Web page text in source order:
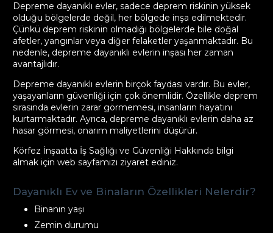
Depreme dayanıklı evler, sadece deprem riskinin yüksek
olduğu bölgelerde değil, her bölgede inşa edilmektedir.
Çünkü deprem riskinin olmadığı bölgelerde bile doğal
afetler, yangınlar veya diğer felaketler yaşanmaktadır. Bu
nedenle, depreme dayanıklı evlerin inşası her zaman
avantajlıdır.
Depreme dayanıklı evlerin birçok faydası vardır. Bu evler,
yaşayanların güvenliği için çok önemlidir. Özellikle deprem
sırasında evlerin zarar görmemesi, insanların hayatını
kurtarmaktadır. Ayrıca, depreme dayanıklı evlerin daha az
hasar görmesi, onarım maliyetlerini düşürür.
Körfez İnşaatta İş Sağlığı ve Güvenliği Hakkında bilgi
almak için web sayfamızı ziyaret ediniz.
Dayanıklı Ev ve Binaların Özellikleri Nelerdir?
Binanın yaşı
Zemin durumu